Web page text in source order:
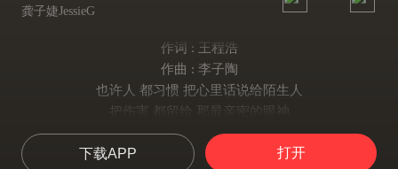
龚子婕JessieG
作词 : 王程浩
作曲 : 李子陶
也许人 都习惯 把心里话说给陌生人
把伤害 都留给 那最亲密的眼神
如果 某天 我开始试着怕生
请不要 拒绝我 想要 谈笑的风声
下载APP 打开